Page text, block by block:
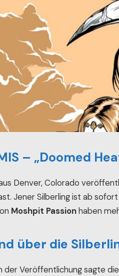
– „Doomed
Denver, Colorado
Jener Silberling ist ab
Moshpit Passionhaben
über die
der Veröffentlichung sagte